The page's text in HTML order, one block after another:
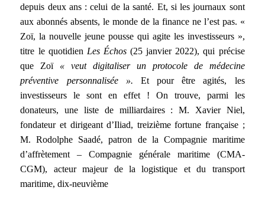
depuis deux ans : celui de la santé. Et, si les journaux sont
aux abonnés absents, le monde de la finance ne l’est pas. «
Zoï, la nouvelle jeune pousse qui agite les investisseurs »,
titre le quotidien Les Échos(25 janvier 2022), qui précise
que Zoï « veut digitaliser un protocole de médecine
préventive personnalisée ». Et pour être agités, les
investisseurs le sont en effet ! On trouve, parmi les
donateurs, une liste de milliardaires : M. Xavier Niel,
fondateur et dirigeant d’Iliad, treizième fortune française ;
M. Rodolphe Saadé, patron de la Compagnie maritime
d’affrètement – Compagnie générale maritime (CMA-
CGM), acteur majeur de la logistique et du transport
maritime, dix-neuvième